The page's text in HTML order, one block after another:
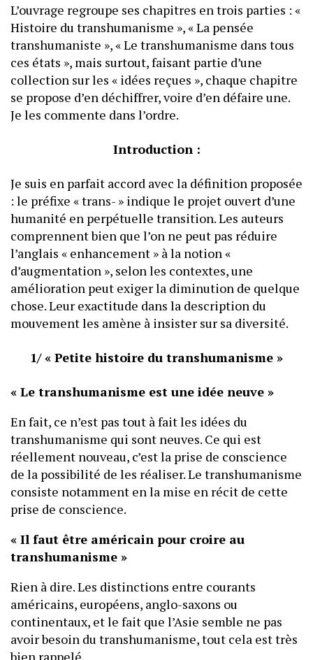
L’ouvrage regroupe ses chapitres en trois parties : «
Histoire du transhumanisme », « La pensée
transhumaniste », « Le transhumanisme dans tous
ces états », mais surtout, faisant partie d’une
collection sur les « idées reçues », chaque chapitre
se propose d’en déchiffrer, voire d’en défaire une.
Je les commente dans l’ordre.
Introduction :
Je suis en parfait accord avec la définition proposée
: le préfixe « trans- » indique le projet ouvert d’une
humanité en perpétuelle transition. Les auteurs
comprennent bien que l’on ne peut pas réduire
l’anglais « enhancement » à la notion «
d’augmentation », selon les contextes, une
amélioration peut exiger la diminution de quelque
chose. Leur exactitude dans la description du
mouvement les amène à insister sur sa diversité.
1/ « Petite histoire du transhumanisme »
« Le transhumanisme est une idée neuve »
En fait, ce n’est pas tout à fait les idées du
transhumanisme qui sont neuves. Ce qui est
réellement nouveau, c’est la prise de conscience
de la possibilité de les réaliser. Le transhumanisme
consiste notamment en la mise en récit de cette
prise de conscience.
« Il faut être américain pour croire au
transhumanisme »
Rien à dire. Les distinctions entre courants
américains, européens, anglo-saxons ou
continentaux, et le fait que l’Asie semble ne pas
avoir besoin du transhumanisme, tout cela est très
bien rappelé.